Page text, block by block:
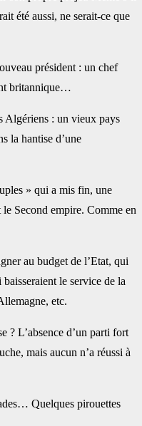
été aussi, ne serait-ce que
président : un chef
britannique…
Algériens : un vieux pays
la hantise d’une
» qui a mis fin, une
Second empire. Comme en
au budget de l’Etat, qui
le service de la
etc.
? L’absence d’un parti fort
mais aucun n’a réussi à
Quelques pirouettes